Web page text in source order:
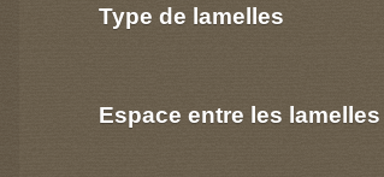
Type de lamelles
Espace entre les lamelles